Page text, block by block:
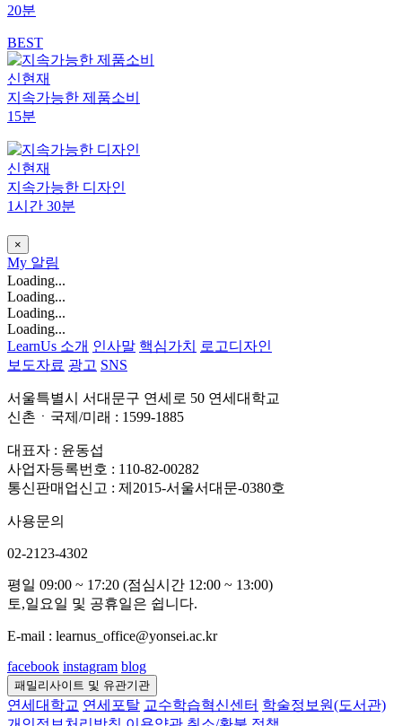
20분
BEST
신현재
지속가능한 제품소비
15분
신현재
지속가능한 디자인
1시간 30분
×
My 알림
Loading...
Loading...
Loading...
Loading...
LearnUs 소개 인사말 핵심가치
로고디자인
보도자료 광고 SNS
서울특별시 서대문구 연세로 50 연세대학교
신촌ㆍ국제/미래 : 1599-1885
대표자 : 윤동섭
사업자등록번호 : 110-82-00282
통신판매업신고 : 제2015-서울서대문-0380호
사용문의
02-2123-4302
평일 09:00 ~ 17:20 (점심시간 12:00 ~ 13:00)
토,일요일 및 공휴일은 쉽니다.
E-mail : learnus_office@yonsei.ac.kr
facebook instagram blog
패밀리사이트 및 유관기관
연세대학교 연세포탈 교수학습혁신센터 학술정보원(도서관)